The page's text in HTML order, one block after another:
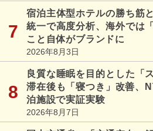
宿泊主体型ホテルの勝ち筋
統一で高度分析、海外では
こと自体がブランドに
2026年8月3日
良質な睡眠を目的とした「
滞在後も「寝つき」改善、
泊施設で実証実験
2026年8月7日